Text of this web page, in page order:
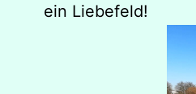
ein Liebefeld!